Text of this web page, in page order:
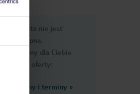
ta oferta nie jest
dostępna.
dla Ciebie
podobne oferty:
inne ceny i terminy »